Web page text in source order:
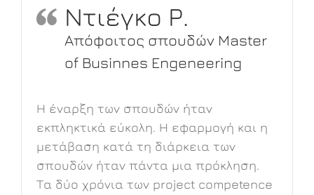
Ντιέγκο Ρ.
Απόφοιτος σπουδών Master
of Businnes Engeneering
Η έναρξη των σπουδών ήταν
εκπληκτικά εύκολη. Η εφαρμογή και η
μετάβαση κατά τη διάρκεια των
σπουδών ήταν πάντα μια πρόκληση.
Τα δύο χρόνια των project competence